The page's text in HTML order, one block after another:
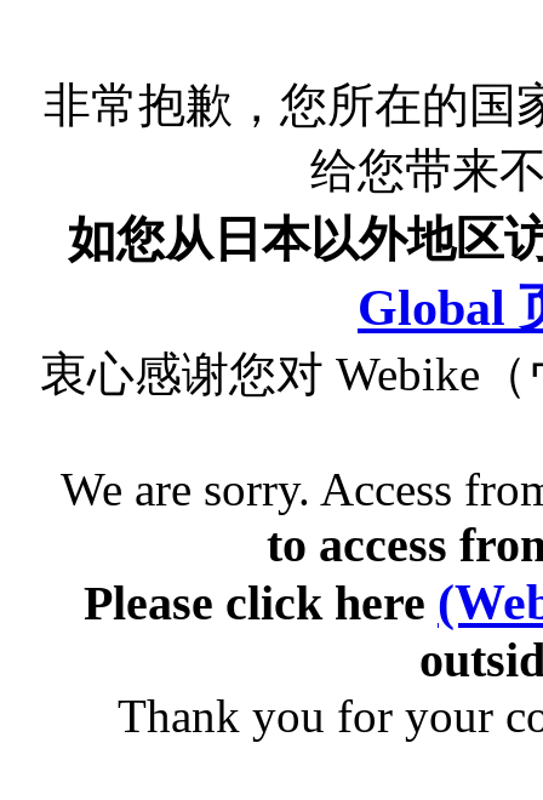
非常抱歉，您所在的国
给您带来
如您从日本以外地区
Global
衷心感谢您对 Webike
We are sorry. Access
to access
Please click here
Thank you for your